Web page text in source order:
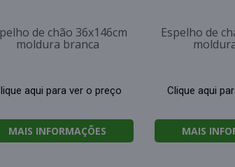
de chão 36x146cm
moldura branca
aqui para ver o preço
MAIS INFORMAÇÕES
Espelho de
Clique aqui
MAIS